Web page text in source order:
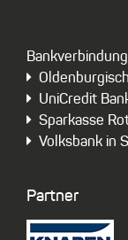
UniCredit
Sparkasse
Volksbank in
Partner